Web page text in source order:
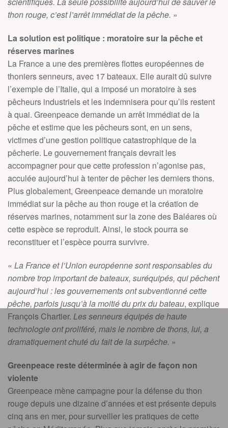
thon rouge, c’est l’arrêt immédiat de la pêche. »
La solution est politique : moratoire sur la pêche et
réserves marines
La France a une des premières flottes européennes de
thoniers senneurs, avec 17 bateaux. Elle aurait dû suivre
l’exemple de l’Italie, qui a imposé un moratoire à ses
pêcheurs industriels et les indemnisera pour qu’ils restent
à quai. Greenpeace demande un arrêt immédiat de la
pêche et estime que les pêcheurs sont, en un sens,
victimes d’une gestion politique catastrophique de la
pêcherie. Le gouvernement français devrait les
accompagner pour que cette profession n’agonise pas,
acculée aujourd’hui à tenter de pêcher les derniers thons.
Plus globalement, Greenpeace demande un moratoire
immédiat sur la pêche au thon rouge et la création de
réserves marines, notamment sur la zone des Baléares où
cette espèce se reproduit. Ainsi, le stock pourra se
reconstituer et l’espèce pourra survivre.
« La France et l’Union européenne sont responsables du
nombre trop important de bateaux, suréquipés, qui pêchent
aujourd’hui : les gouvernements ont subventionné cette
pêche, parfois jusqu’à la moitié du prix du bateau, explique
François Chartier. Les senneurs équipés de haute
technologie ont proliféré, mais le nombre de thons, lui, a
dramatiquement chuté du fait de la surpêche. »
Greenpeace reste déterminée à agir de façon non
violente
Greenpeace mène campagne pour la défense du thon
rouge depuis une dizaine d’années et est présente depuis
cinq ans en mer, pour surveiller les pratiques de cette